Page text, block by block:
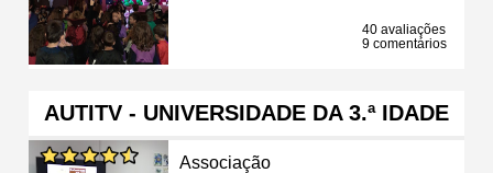
40 avaliações
9 comentários
AUTITV - UNIVERSIDADE DA 3.ª IDADE
Associação